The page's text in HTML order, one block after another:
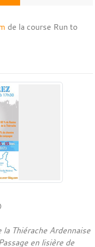
de la course Run to
la Thiérache Ardennaise
en lisière de